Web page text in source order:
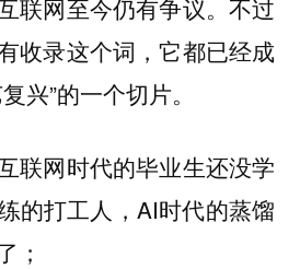
联网至今仍有争议。不过
收录这个词，它都已经成
兴”的一个切片。
联网时代的毕业生还没学
的打工人，AI时代的蒸馏
；